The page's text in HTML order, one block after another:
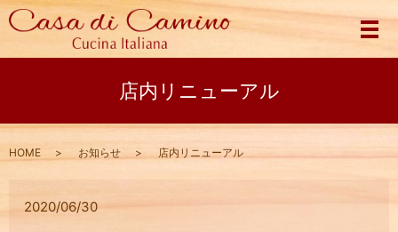
メ
店内リニューアル
HOME お知らせ 店内リニューアル
2020/06/30